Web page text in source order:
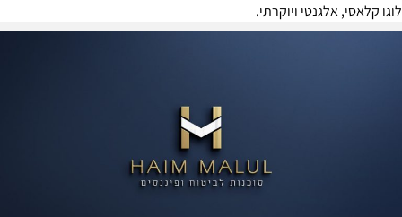
קלאסי, אלגנטי ויוקרתי.